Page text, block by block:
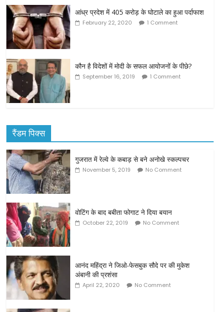
आंध्र प्रदेश में 405 करोड़ के घोटाले का हुआ पर्दाफाश
February 22, 2020 1 Comment
कौन है विदेशों में मोदी के सफल आयोजनों के पीछे?
September 16, 2019 1 Comment
रैंडम पिक्स
गुजरात में रेल्वे के कबाड़ से बने अनोखे स्कल्पचर
November 5, 2019 No Comment
वोटिंग के बाद बबीता फोगाट ने दिया बयान
October 22, 2019 No Comment
आनंद महिंद्रा ने जिओ-फेसबुक सौदे पर की मुकेश
अंबानी की प्रशंसा
April 22, 2020 No Comment